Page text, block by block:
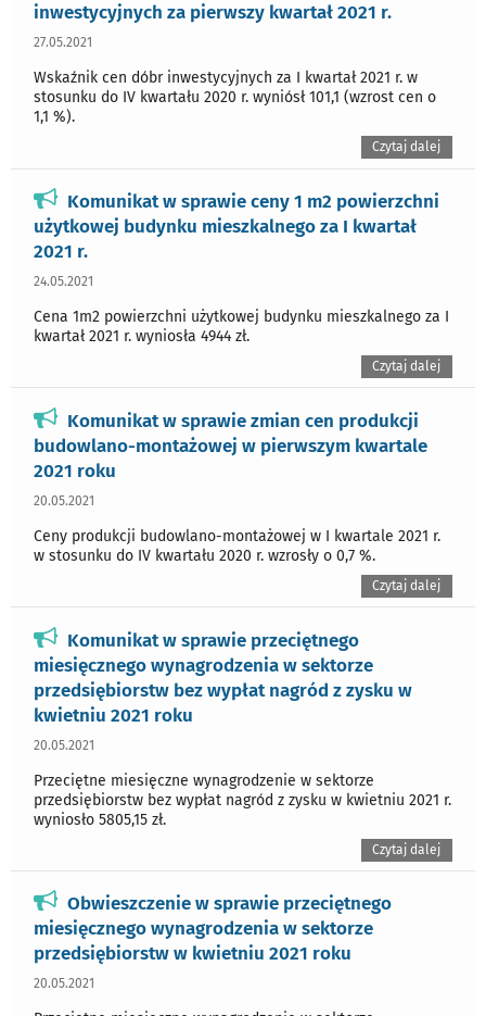
inwestycyjnych za pierwszy kwartał 2021 r.
27.05.2021
Wskaźnik cen dóbr inwestycyjnych za I kwartał 2021 r. w
stosunku do IV kwartału 2020 r. wyniósł 101,1 (wzrost cen o
1,1 %).
Czytaj dalej
Komunikat w sprawie ceny 1 m2 powierzchni
użytkowej budynku mieszkalnego za I kwartał
2021 r.
24.05.2021
Cena 1m2 powierzchni użytkowej budynku mieszkalnego za I
kwartał 2021 r. wyniosła 4944 zł.
Czytaj dalej
Komunikat w sprawie zmian cen produkcji
budowlano-montażowej w pierwszym kwartale
2021 roku
20.05.2021
Ceny produkcji budowlano-montażowej w I kwartale 2021 r.
w stosunku do IV kwartału 2020 r. wzrosły o 0,7 %.
Czytaj dalej
Komunikat w sprawie przeciętnego
miesięcznego wynagrodzenia w sektorze
przedsiębiorstw bez wypłat nagród z zysku w
kwietniu 2021 roku
20.05.2021
Przeciętne miesięczne wynagrodzenie w sektorze
przedsiębiorstw bez wypłat nagród z zysku w kwietniu 2021 r.
wyniosło 5805,15 zł.
Czytaj dalej
Obwieszczenie w sprawie przeciętnego
miesięcznego wynagrodzenia w sektorze
przedsiębiorstw w kwietniu 2021 roku
20.05.2021